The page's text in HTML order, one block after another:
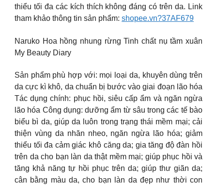
thiểu tối đa các kích thích không đáng có trên da. Link
tham khảo thông tin sản phẩm: shopee.vn?37AF679
Naruko Hoa hồng nhung rừng Tinh chất nụ tầm xuân
My Beauty Diary
Sản phẩm phù hợp với: mọi loại da, khuyên dùng trên
da cực kì khô, da chuẩn bị bước vào giai đoạn lão hóa
Tác dụng chính: phục hồi, siêu cấp ẩm và ngăn ngừa
lão hóa Công dụng: dưỡng ẩm từ sâu trong các tế bào
biểu bì da, giúp da luôn trong trạng thái mềm mại; cải
thiện vùng da nhăn nheo, ngăn ngừa lão hóa; giảm
thiểu tối đa cảm giác khô căng da; gia tăng độ đàn hồi
trên da cho bạn làn da thật mềm mại; giúp phục hồi và
tăng khả năng tự hồi phục trên da; giúp thư giãn da;
cân bằng màu da, cho bạn làn da đẹp như thời con